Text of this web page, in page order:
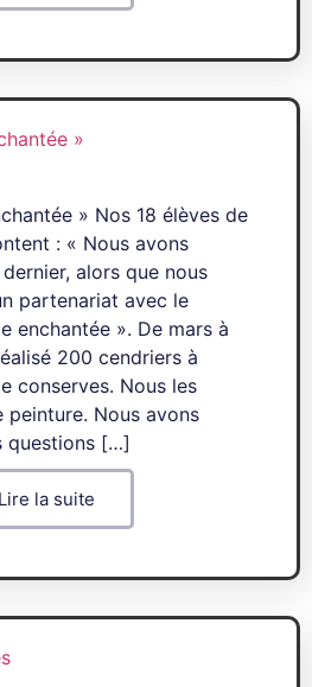
» Nos 18 élèves de
: « Nous avons
alors que nous
partenariat avec le
enchantée ». De mars à
200 cendriers à
conserves. Nous les
peinture. Nous avons
questions […]
Lire la suite